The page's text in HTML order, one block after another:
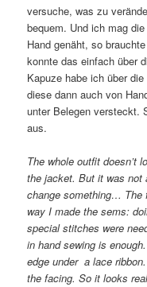
versuche, was zu
bequem. Und ich mag
Hand genäht, so
konnte das einfach über
Kapuze habe ich über
diese dann auch von
unter Belegen versteckt.
aus.
The whole outfit doesn’t
the jacket. But it was not
change something… The
way I made the sems:
special stitches were
in hand sewing is
edge under a lace
the facing. So it looks